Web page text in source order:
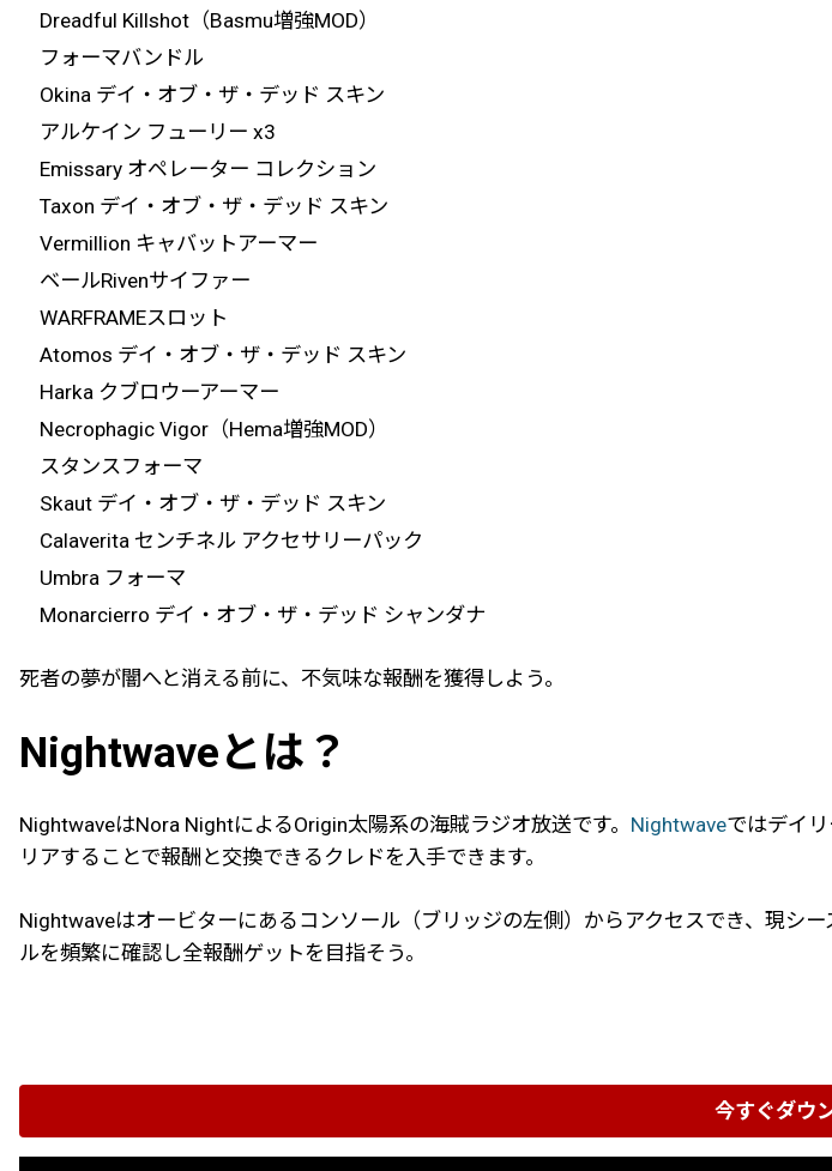
Dreadful Killshot（Basmu増強MOD）
フォーマバンドル
Okina デイ・オブ・ザ・デッド スキン
アルケイン フューリー x3
Emissary オペレーター コレクション
Taxon デイ・オブ・ザ・デッド スキン
Vermillion キャバットアーマー
ベールRivenサイファー
WARFRAMEスロット
Atomos デイ・オブ・ザ・デッド スキン
Harka クブロウーアーマー
Necrophagic Vigor（Hema増強MOD）
スタンスフォーマ
Skaut デイ・オブ・ザ・デッド スキン
Calaverita センチネル アクセサリーパック
Umbra フォーマ
Monarcierro デイ・オブ・ザ・デッド シャンダナ
死者の夢が闇へと消える前に、不気味な報酬を獲得しよう。
Nightwaveとは？
NightwaveはNora NightによるOrigin太陽系の海賊ラジオ放送です。 Nightwaveではデイ
リアすることで報酬と交換できるクレドを入手できます。
Nightwaveはオービターにあるコンソール（ブリッジの左側）からアクセスでき、現シ
ルを頻繁に確認し全報酬ゲットを目指そう。
今すぐダウ